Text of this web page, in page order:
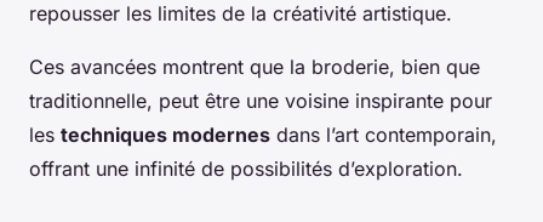
repousser les limites de la créativité artistique.
Ces avancées montrent que la broderie, bien que
traditionnelle, peut être une voisine inspirante pour
les techniques modernes dans l’art contemporain,
offrant une infinité de possibilités d’exploration.